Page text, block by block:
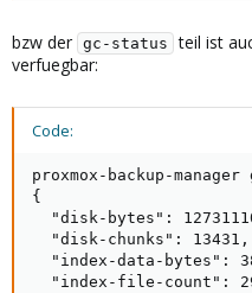
bzw der gc-status teil ist
verfuegbar:
Code:
proxmox-backup-
{
"disk-bytes":
  "disk-chunks": 13431,
"index-data-bytes":
"index-file-count":